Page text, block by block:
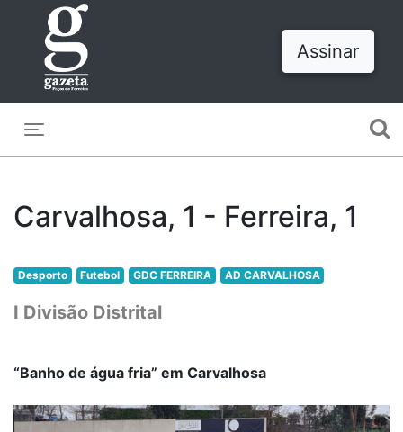
Assinar
Carvalhosa, 1 - Ferreira, 1
Desporto Futebol GDC FERREIRA AD CARVALHOSA
I Divisão Distrital
“Banho de água fria” em Carvalhosa